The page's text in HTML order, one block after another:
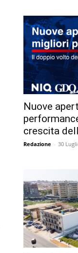
Nuove
crescita
Redazione - 30